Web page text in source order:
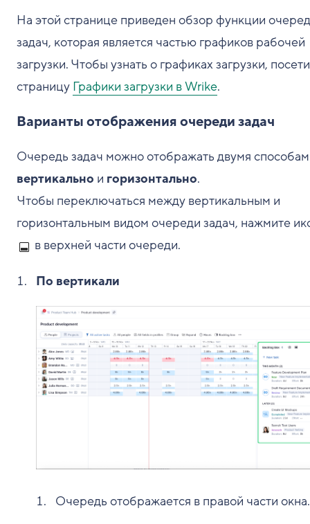
На этой странице приведен обзор функции
задач, которая является частью графиков рабочей
загрузки. Чтобы узнать о графиках загрузки,
страницу Графики загрузки в Wrike.
Варианты отображения очереди задач
Очередь задач можно отображать двумя
вертикально и горизонтально.
Чтобы переключаться между вертикальным и
горизонтальным видом очереди задач, нажмите
в верхней части очереди.
По вертикали
Очередь отображается в правой части окна.